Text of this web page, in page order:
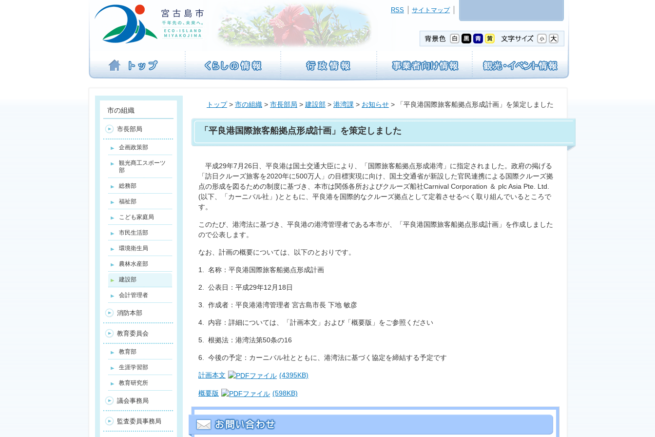
ビ
を
ば
す
サイトマップ
RSS
トップ> 市の組織 > 市長部局 > 建設部 > 港湾課 > お知らせ > 「平良港国際旅客船拠点形成計画」を策定しました
「平良港国際旅客船拠点形成計画」を策定しました
平成29年7月26日、平良港は国土交通大臣により、「国際旅客船拠点形成港湾」に指定されました。政府の掲げる
「訪日クルーズ旅客を2020年に500万人」の目標実現に向け、国土交通省が新設した官民連携による国際クルーズ拠
点の形成を図るための制度に基づき、本市は関係各所およびクルーズ船社Carnival Corporation ＆ plc Asia Pte. Ltd.
(以下、「カーニバル社」)とともに、平良港を国際的なクルーズ拠点として定着させるべく取り組んでいるところで
す。
このたび、港湾法に基づき、平良港の港湾管理者である本市が、「平良港国際旅客船拠点形成計画」を作成しました
ので公表します。
なお、計画の概要については、以下のとおりです。
1. 名称：平良港国際旅客船拠点形成計画
2. 公表日：平成29年12月18日
3. 作成者：平良港港湾管理者 宮古島市長 下地 敏彦
4. 内容：詳細については、「計画本文」および「概要版」をご参照ください
5. 根拠法：港湾法第50条の16
6. 今後の予定：カーニバル社とともに、港湾法に基づく協定を締結する予定です
計画本文 (4395KB)
概要版 (598KB)
市の組織
市長部局
企画政策部
観光商工スポーツ
部
総務部
福祉部
こども家庭局
市民生活部
環境衛生局
農林水産部
建設部
会計管理者
消防本部
教育委員会
教育部
生涯学習部
教育研究所
議会事務局
監査委員事務局